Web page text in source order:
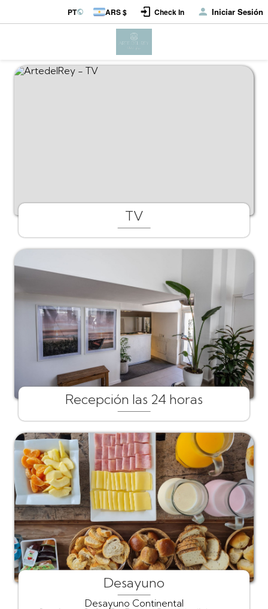
PT ARS $ Check In Iniciar Sesión
TV
Recepción las 24 horas
Desayuno
Desayuno Continental